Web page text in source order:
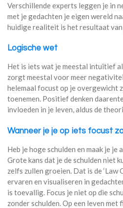
Verschillende experts leggen je in
met je gedachten je eigen wereld
huidige realiteit is het resultaat van
Logische wet
Het is iets wat je meestal intuïtief
zorgt meestal voor meer
helemaal focust op je overgewicht
toenemen. Positief denken
invloeden in je leven, aldus de
Wanneer je je op iets focust
Heb je hoge schulden en maak je je
Grote kans dat je de schulden niet
zelfs zullen groeien. Dat is de ‘Law
ervaren en visualiseren in
is toevallig. Focus je niet op die
zonder schulden. Op een leven met